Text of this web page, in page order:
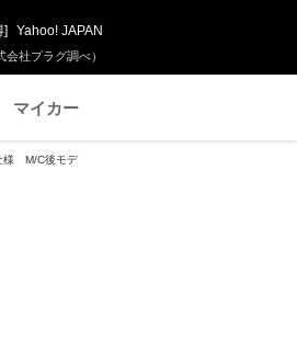
社プラグ調べ）
] Yahoo! JAPAN
マイカー
様 M/C後モデ